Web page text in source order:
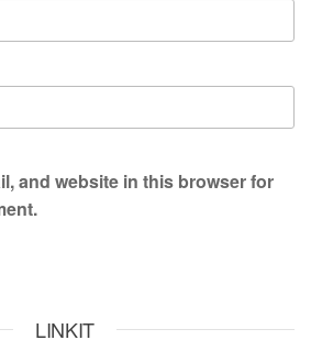
and website in this browser for
LINKIT